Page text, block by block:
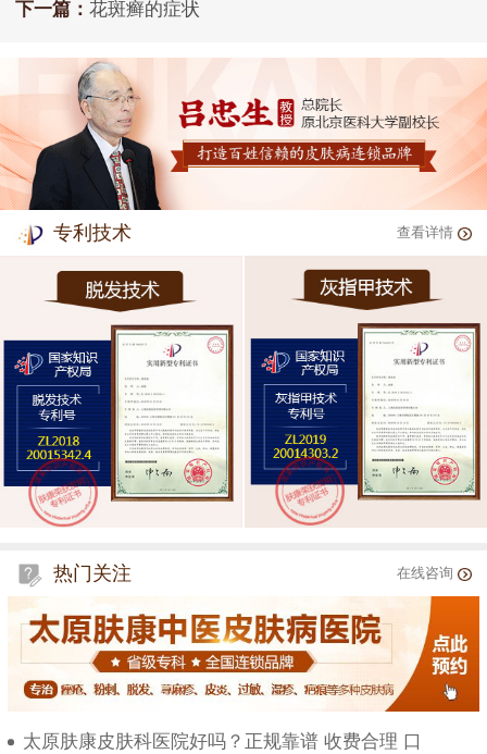
下一篇： 花斑癣的症状
专利技术 查看详情
热门关注 在线咨询
太原肤康皮肤科医院好吗？正规靠谱 收费合理 口